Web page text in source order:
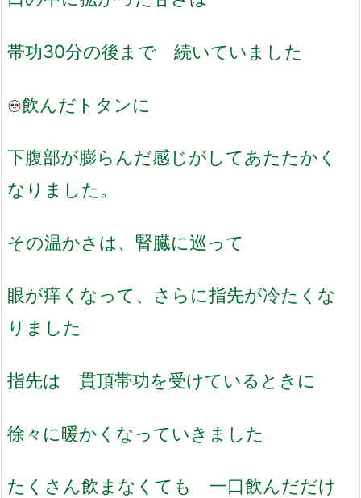
帯功30分の後まで 続いていました
飲んだトタンに
下腹部が膨らんだ感じがしてあたたかく
なりました。
その温かさは、腎臓に巡って
眼が痒くなって、さらに指先が冷たくな
りました
指先は 貫頂帯功を受けているときに
徐々に暖かくなっていきました
たくさん飲まなくても 一口飲んだだけ